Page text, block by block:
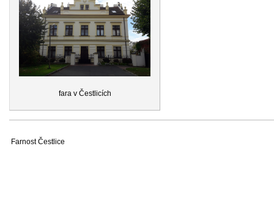
fara v Čestlicích
Farnost Čestlice